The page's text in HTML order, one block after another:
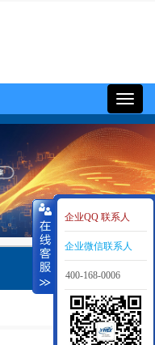
企业QQ 联系人
企业微信联系人
400-168-0006